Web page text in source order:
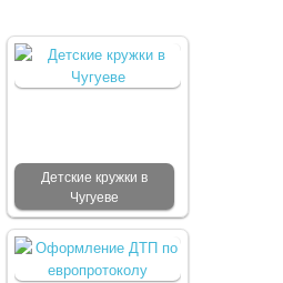
Детские кружки в
Чугуеве